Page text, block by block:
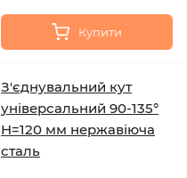
Купити
З'єднувальний кут
універсальний 90-135°
H=120 мм нержавіюча
сталь